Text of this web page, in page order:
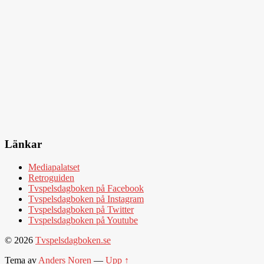
Länkar
Mediapalatset
Retroguiden
Tvspelsdagboken på Facebook
Tvspelsdagboken på Instagram
Tvspelsdagboken på Twitter
Tvspelsdagboken på Youtube
© 2026 Tvspelsdagboken.se
Tema av Anders Noren — Upp ↑